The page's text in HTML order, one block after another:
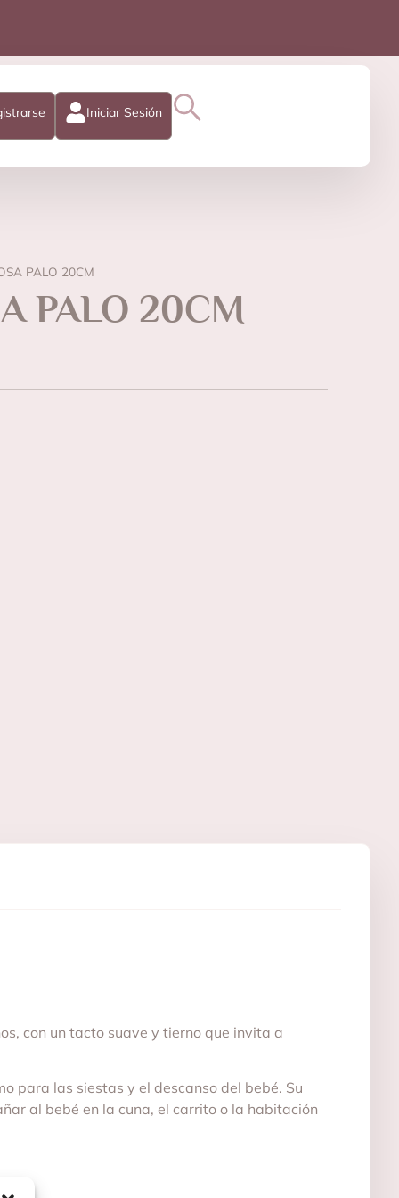
Iniciar Sesión
PALO 20CM
PALO 20CM
con un tacto suave y tierno que invita a
para las siestas y el descanso del bebé. Su
al bebé en la cuna, el carrito o la habitación